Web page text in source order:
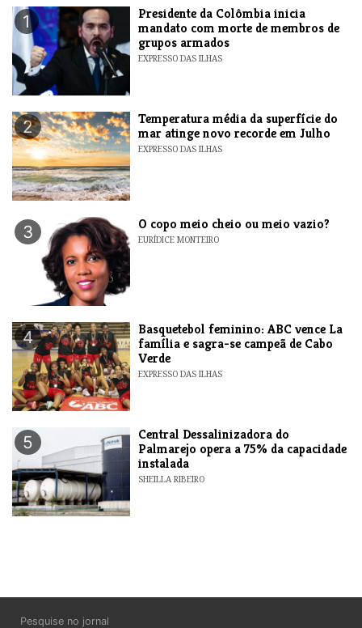
1
Presidente da Colômbia inicia
mandato com morte de membros de
grupos armados
EXPRESSO DAS ILHAS
2
Temperatura média da superfície do
mar atinge novo recorde em Julho
EXPRESSO DAS ILHAS
3 O copo meio cheio ou meio vazio?
EURÍDICE MONTEIRO
4
Basquetebol feminino: ABC vence La
família e sagra-se campeã de Cabo
Verde
EXPRESSO DAS ILHAS
5
Central Dessalinizadora do
Palmarejo opera a 75% da capacidade
instalada
SHEILLA RIBEIRO
Pesquise no jornal